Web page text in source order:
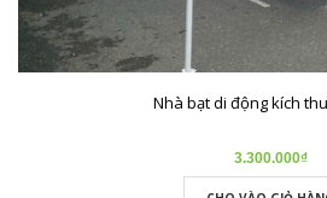
Nhà bạt di động kích
3.300.000₫